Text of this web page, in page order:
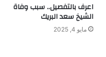
اعرف بالتفصيل.. سبب وفاة
الشيخ سعد البريك
مايو 4, 2025